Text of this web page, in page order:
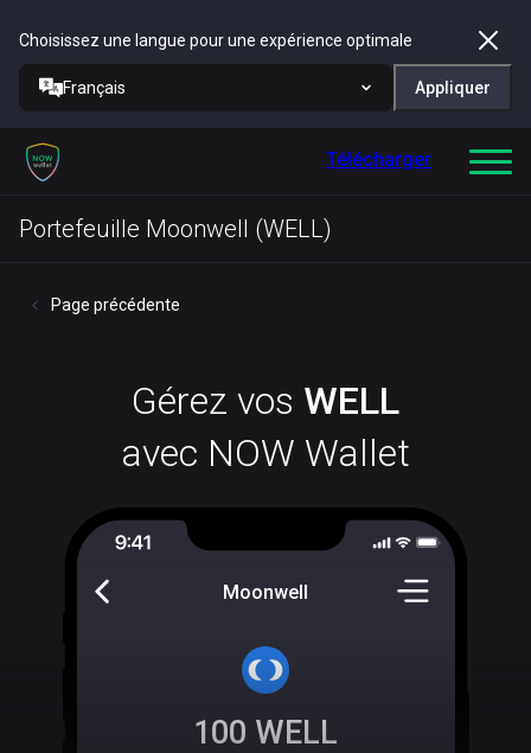
Choisissez une langue pour une expérience optimale
Français Appliquer
Télécharger
Portefeuille Moonwell (WELL)
Page précédente
Gérez vos WELL
avec NOW Wallet
Moonwell
100 WELL